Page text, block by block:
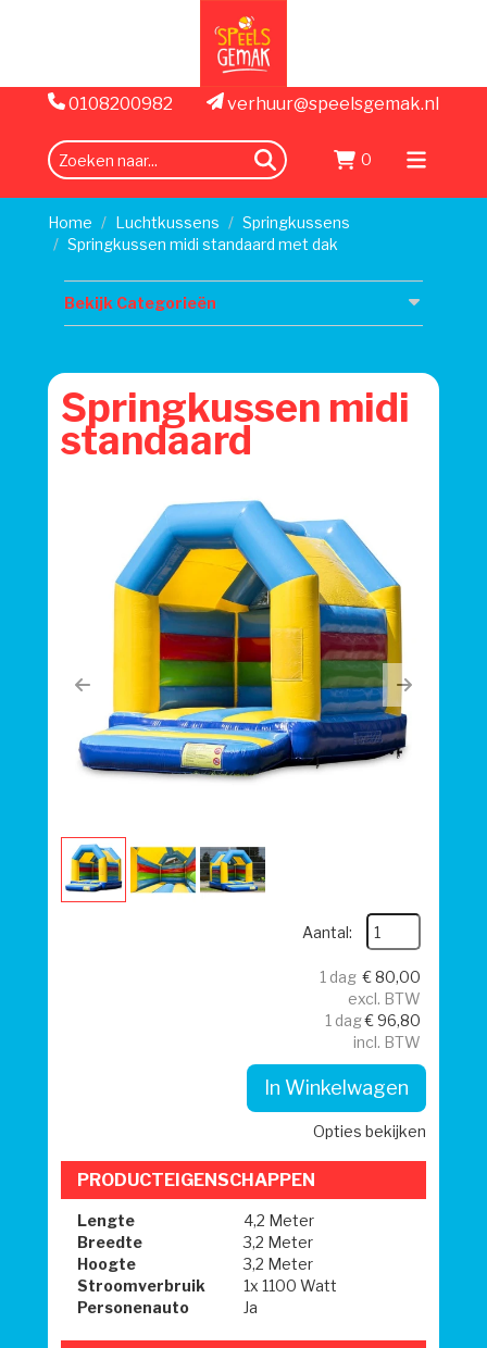
0108200982 verhuur@speelsgemak.nl
zoeken 0
Menu
Home
Luchtkussens
Springkussens
Springkussen midi standaard met dak
Bekijk Categorieën
Springkussen midi
standaard
Previous Next
Aantal:
1 dag € 80,00
excl. BTW
1 dag€ 96,80
incl. BTW
In Winkelwagen
Opties bekijken
PRODUCTEIGENSCHAPPEN
Lengte
4,2 Meter
Breedte
3,2 Meter
Hoogte
3,2 Meter
Stroomverbruik
1x 1100 Watt
Personenauto
Ja